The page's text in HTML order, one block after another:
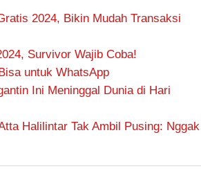
2024, Bikin Mudah Transaksi
Survivor Wajib Coba!
untuk WhatsApp
Ini Meninggal Dunia di Hari
Halilintar Tak Ambil Pusing: Nggak